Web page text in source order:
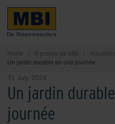
Home / À propos de MBI / Actualités
Un jardin durable en une journée
31 July 2024
Un jardin
journée